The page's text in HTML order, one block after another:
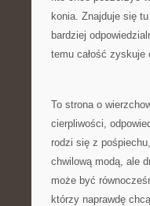
konia. Znajduje się
bardziej
temu całość zyskuje
To strona o
cierpliwości,
rodzi się z
chwilową modą, ale
może być
którzy naprawdę